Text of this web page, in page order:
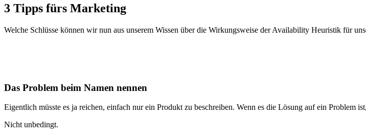
3 Tipps fürs Marketing
Welche Schlüsse können wir nun aus unserem Wissen über die Wirkungsweise der Availability Heuristik für
Das Problem beim Namen nennen
Eigentlich müsste es ja reichen, einfach nur ein Produkt zu beschreiben. Wenn es die Lösung auf ein Problem
Nicht unbedingt.